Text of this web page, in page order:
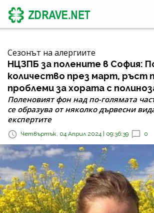
Сезонът на алергиите
НЦЗПБ за полените в София:
количество през март, ръст
проблеми за хората с
Поленовият фон над по-голямата
се образува от няколко дървесни
експертите
Четвъртък, 04 Април 2024 | 09:36:39 0